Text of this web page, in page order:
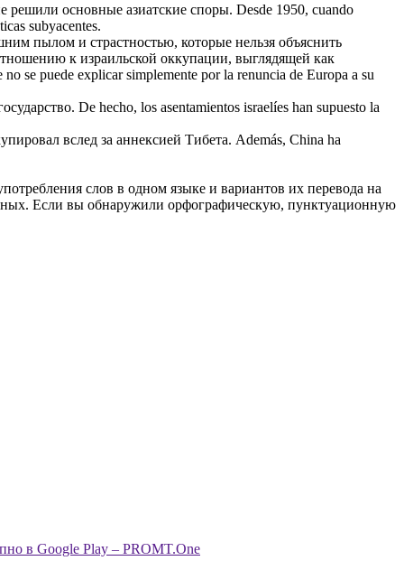
решили основные азиатские споры. Desde 1950, cuando
subyacentes.
пылом и страстностью, которые нельзя объяснить
к израильской оккупации, выглядящей как
se puede explicar simplemente por la renuncia de Europa a su
De hecho, los asentamientos israelíes han supuesto la
вслед за аннексией Тибета. Además, China ha
слов в одном языке и вариантов их перевода на
Если вы обнаружили орфографическую, пунктуационную